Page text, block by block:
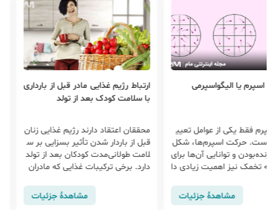
الیگواسپرمی
از عوامل تعیی
اسپرم‌ها، شکل
توانایی آن‌ها برای
اهمیت زیادی دا
مشاهدهٔ جزئیات
ارتباط رژیم غذایی مادر قبل از بارداری
با سلامت کودک بعد از تولد
محققان اعتقاد دارند رژیم غذایی زنان
قبل از باردار شدن تأثیر بسزایی بر س
لامت طولانی‌مدت کودکان بعد از تولد
دارد. برخی ترکیبات غذایی که مادران
ف می‌کنند باعث افزایش سلامت و ای
منی بدن کودکانشان در برابر ابتلا به
مشاهدهٔ جزئیات
پیش‌بینی
با
شمندان
و ایمن
یت جنین
ح را بر